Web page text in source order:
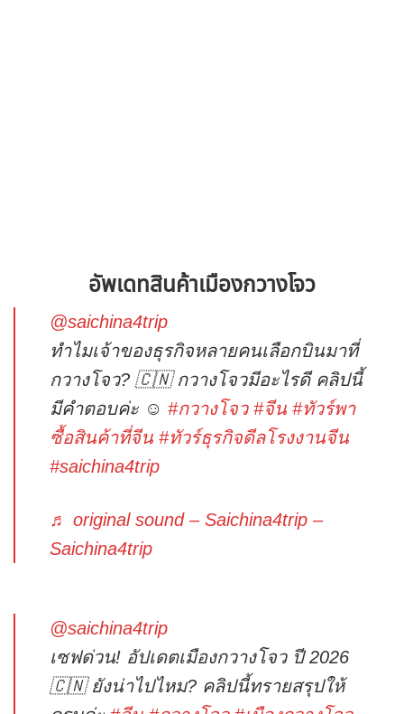
อัพเดทสินค้าเมืองกวางโจว
@saichina4trip
ทำไมเจ้าของธุรกิจหลายคนเลือกบินมาที่
กวางโจว? 🇨🇳 กวางโจวมีอะไรดี คลิปนี้
มีคำตอบค่ะ ☺️ #กวางโจว #จีน #ทัวร์พา
ซื้อสินค้าที่จีน #ทัวร์ธุรกิจดีลโรงงานจีน
#saichina4trip
♬ original sound – Saichina4trip –
Saichina4trip
@saichina4trip
เซฟด่วน! อัปเดตเมืองกวางโจว ปี 2026
🇨🇳 ยังน่าไปไหม? คลิปนี้ทรายสรุปให้